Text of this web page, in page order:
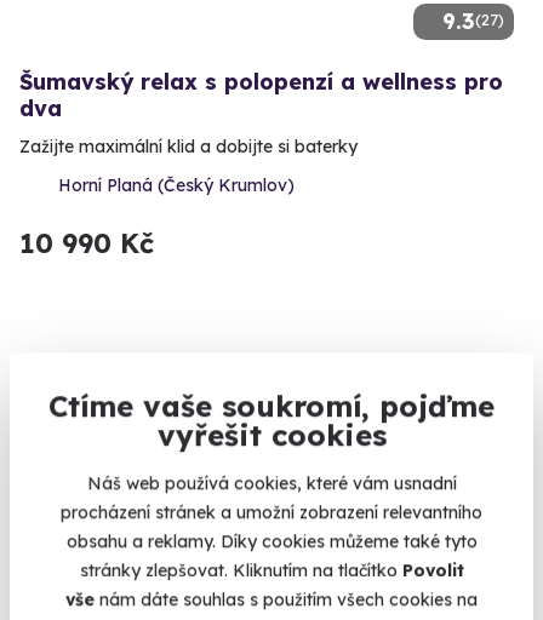
Ctíme vaše soukromí, pojďme
vyřešit cookies
Náš web používá cookies, které vám usnadní
procházení stránek a umožní zobrazení relevantního
obsahu a reklamy. Díky cookies můžeme také tyto
stránky zlepšovat. Kliknutím na tlačítko Povolit
vše nám dáte souhlas s použitím všech cookies na
9.3(27)
Šumavský relax s polopenzí a wellness pro
dva
Zažijte maximální klid a dobijte si baterky
Horní Planá (Český Krumlov)
10 990 Kč
9.6(23)
Kapitánem jachty na zkoušku